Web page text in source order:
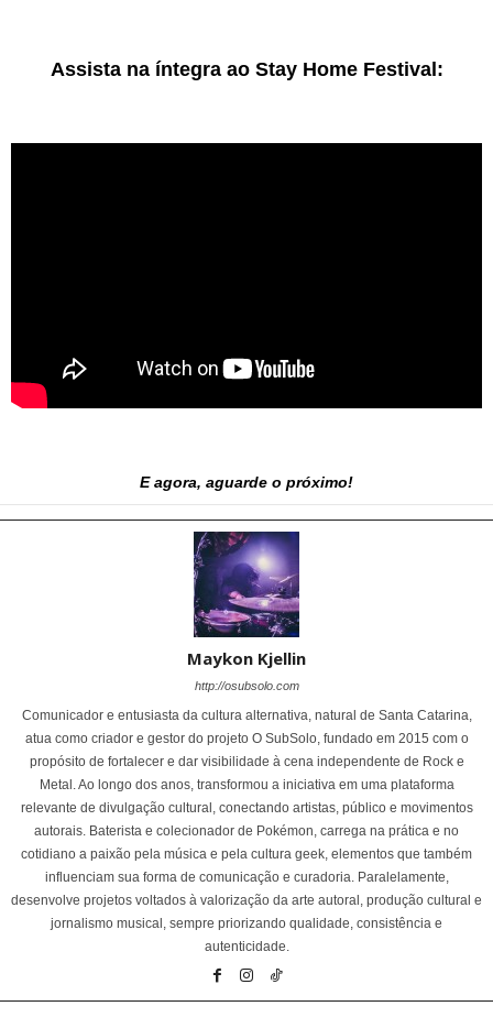
Assista na íntegra ao Stay Home Festival:
E agora, aguarde o próximo!
Maykon Kjellin
http://osubsolo.com
Comunicador e entusiasta da cultura alternativa, natural de Santa Catarina,
atua como criador e gestor do projeto O SubSolo, fundado em 2015 com o
propósito de fortalecer e dar visibilidade à cena independente de Rock e
Metal. Ao longo dos anos, transformou a iniciativa em uma plataforma
relevante de divulgação cultural, conectando artistas, público e movimentos
autorais. Baterista e colecionador de Pokémon, carrega na prática e no
cotidiano a paixão pela música e pela cultura geek, elementos que também
influenciam sua forma de comunicação e curadoria. Paralelamente,
desenvolve projetos voltados à valorização da arte autoral, produção cultural e
jornalismo musical, sempre priorizando qualidade, consistência e
autenticidade.